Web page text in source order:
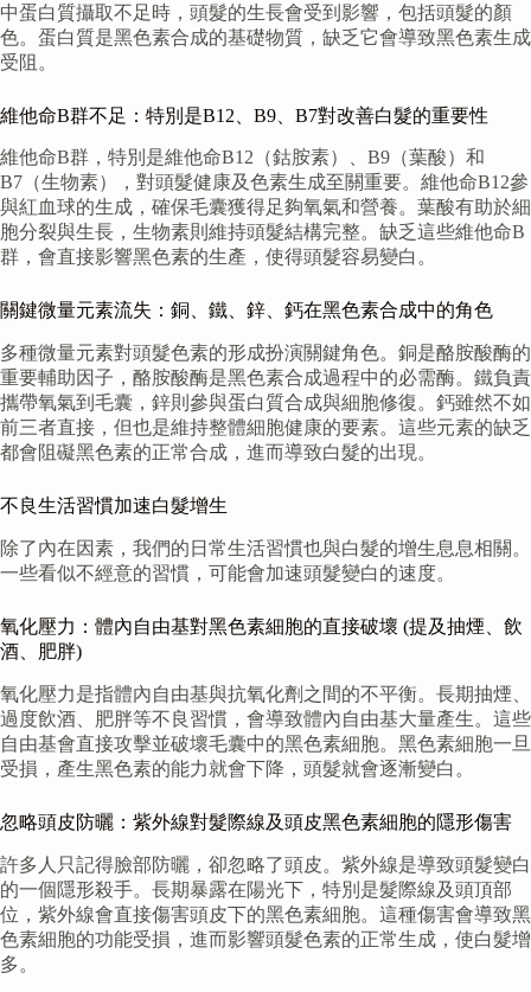
中蛋白質攝取不足時，頭髮的生長會受到影響，包括頭髮的顏
色。蛋白質是黑色素合成的基礎物質，缺乏它會導致黑色素生成
受阻。
維他命B群不足：特別是B12、B9、B7對改善白髮的重要性
維他命B群，特別是維他命B12（鈷胺素）、B9（葉酸）和
B7（生物素），對頭髮健康及色素生成至關重要。維他命B12參
與紅血球的生成，確保毛囊獲得足夠氧氣和營養。葉酸有助於細
胞分裂與生長，生物素則維持頭髮結構完整。缺乏這些維他命B
群，會直接影響黑色素的生產，使得頭髮容易變白。
關鍵微量元素流失：銅、鐵、鋅、鈣在黑色素合成中的角色
多種微量元素對頭髮色素的形成扮演關鍵角色。銅是酪胺酸酶的
重要輔助因子，酪胺酸酶是黑色素合成過程中的必需酶。鐵負責
攜帶氧氣到毛囊，鋅則參與蛋白質合成與細胞修復。鈣雖然不如
前三者直接，但也是維持整體細胞健康的要素。這些元素的缺乏
都會阻礙黑色素的正常合成，進而導致白髮的出現。
不良生活習慣加速白髮增生
除了內在因素，我們的日常生活習慣也與白髮的增生息息相關。
一些看似不經意的習慣，可能會加速頭髮變白的速度。
氧化壓力：體內自由基對黑色素細胞的直接破壞 (提及抽煙、飲
酒、肥胖)
氧化壓力是指體內自由基與抗氧化劑之間的不平衡。長期抽煙、
過度飲酒、肥胖等不良習慣，會導致體內自由基大量產生。這些
自由基會直接攻擊並破壞毛囊中的黑色素細胞。黑色素細胞一旦
受損，產生黑色素的能力就會下降，頭髮就會逐漸變白。
忽略頭皮防曬：紫外線對髮際線及頭皮黑色素細胞的隱形傷害
許多人只記得臉部防曬，卻忽略了頭皮。紫外線是導致頭髮變白
的一個隱形殺手。長期暴露在陽光下，特別是髮際線及頭頂部
位，紫外線會直接傷害頭皮下的黑色素細胞。這種傷害會導致黑
色素細胞的功能受損，進而影響頭髮色素的正常生成，使白髮增
多。